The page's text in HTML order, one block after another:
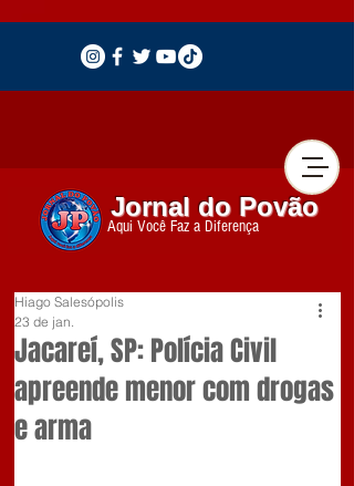
Jornal do Povão
Aqui Você Faz a Diferença
Jacareí, SP: Polícia Civil
apreende menor com drogas
e arma
Hiago Salesópolis
23 de jan.